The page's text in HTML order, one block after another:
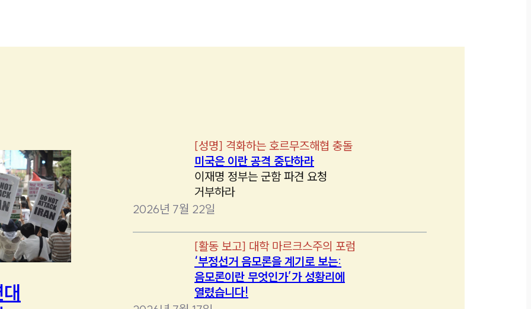
[성명] 격화하는 호르무즈해협 충돌
미국은 이란 공격 중단하라
이재명 정부는 군함 파견 요청
거부하라
2026년 7월 22일
[활동 보고] 대학 마르크스주의 포럼
‘부정선거 음모론을 계기로 보는:
음모론이란 무엇인가’가 성황리에
열렸습니다!